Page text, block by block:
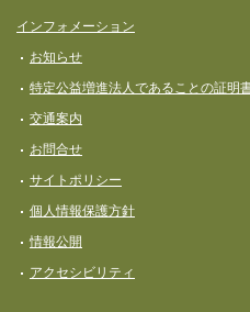
インフォメーション
お知らせ
特定公益増進法人であることの証明
交通案内
お問合せ
サイトポリシー
個人情報保護方針
情報公開
アクセシビリティ